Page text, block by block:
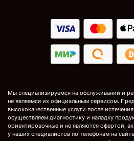
Мы специализируемся на обслуживании и
не являемся их официальным сервисом.
высококачественные услуги после
осуществляем диагностику и наладку
ориентировочные и не являются офертой,
у наших специалистов по телефонам на